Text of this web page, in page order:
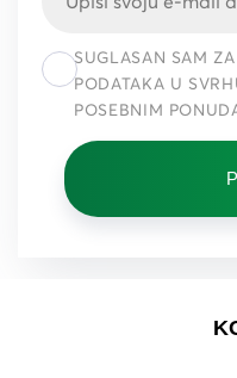
SUGLASAN SAM
PODATAKA U
POSEBNIM